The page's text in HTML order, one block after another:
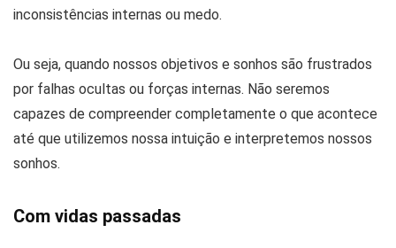
inconsistências internas ou medo.
Ou seja, quando nossos objetivos e sonhos são frustrados
por falhas ocultas ou forças internas. Não seremos
capazes de compreender completamente o que acontece
até que utilizemos nossa intuição e interpretemos nossos
sonhos.
Com vidas passadas